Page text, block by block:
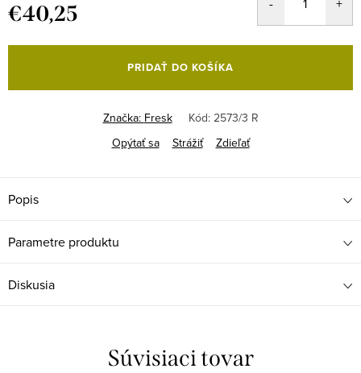
€40,25
cena:
PRIDAŤ DO KOŠÍKA
Značka: Fresk Kód: 2573/3 R
Opýtať sa
Strážiť Zdieľať
Popis
Parametre produktu
Diskusia
Súvisiaci tovar